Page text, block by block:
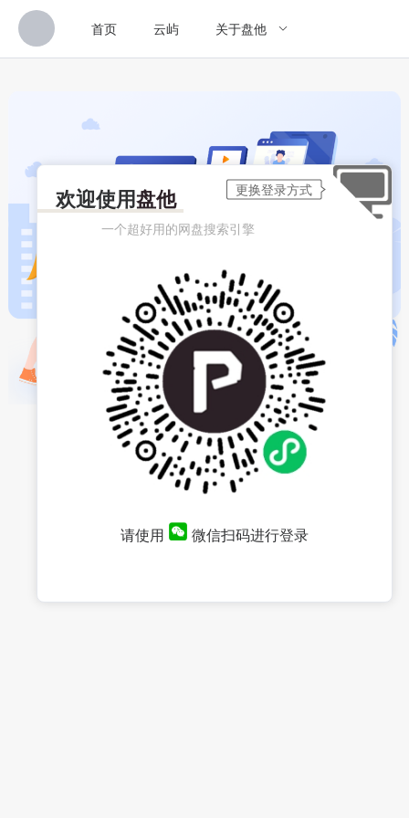
首页 云屿 关于盘他
欢迎使用盘他
一个超好用的网盘搜索引擎
请使用 微信扫码进行登录